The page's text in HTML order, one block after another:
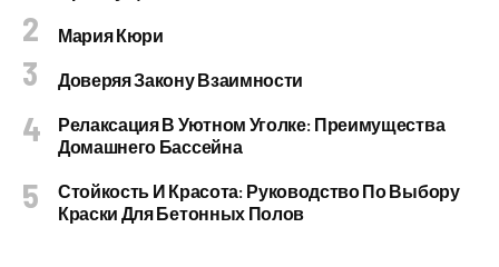
Мария Кюри
Доверяя Закону Взаимности
Релаксация В Уютном Уголке: Преимущества
Домашнего Бассейна
Стойкость И Красота: Руководство По Выбору
Краски Для Бетонных Полов